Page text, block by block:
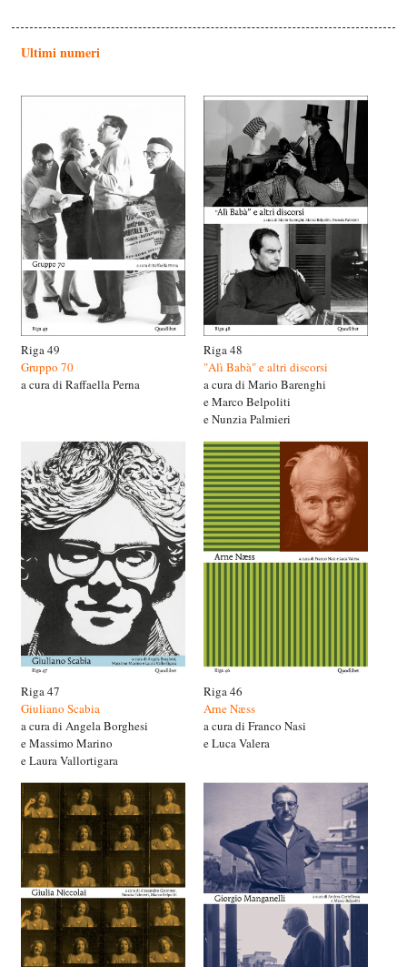
Ultimi numeri
Riga 49
Gruppo 70
a cura di Raffaella Perna
Riga 48
"Alì Babà" e altri discorsi
a cura di Mario Barenghi
e Marco Belpoliti
e Nunzia Palmieri
Riga 47
Giuliano Scabia
a cura di Angela Borghesi
e Massimo Marino
e Laura Vallortigara
Riga 46
Arne Næss
a cura di Franco Nasi
e Luca Valera